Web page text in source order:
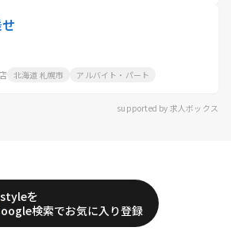
北海道 札幌市 アルバイト・パート
supported by 求人ボックス
を
検索でお気に入り登録